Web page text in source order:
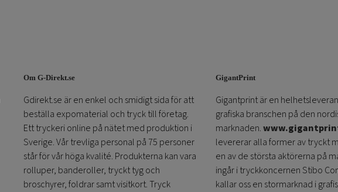
Om G-Direkt.se
Gdirekt.se är en enkel och smidigt sida för att
beställa expomaterial och tryck till företag.
Ett tryckeri online på nätet med produktion i
Sverige. Vår trevliga personal på 75 personer
står för vår höga kvalité. Produkterna kan vara
rolluper, banderoller, tryckt tyg och
broschyrer, foldrar samt visitkort. Tryck
GigantPrint
Gigantprint är en
grafiska branschen på den
marknaden.
levererar alla former av tryckt
en av de största aktörerna på
ingår i tryckkoncernen Stibo
kallar oss en stormarknad i